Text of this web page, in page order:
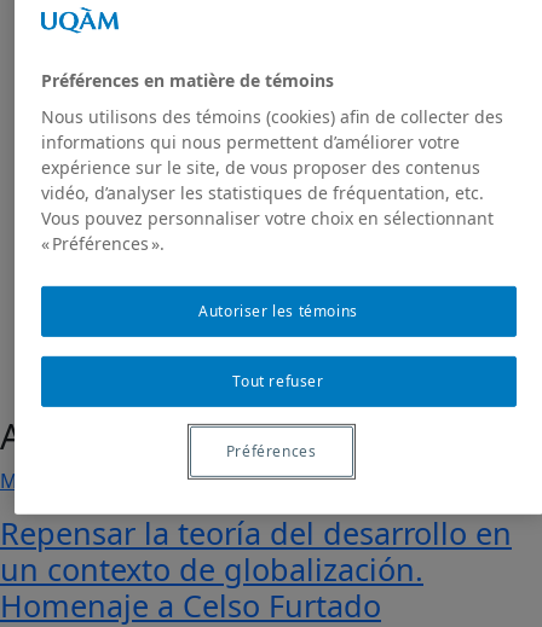
Activités passées
Toutes les publications
GRIAS
RIAS
Projet de recherche Sakhī
Présentation du projet
Projet Sakhī : contexte
Argentine
Monographies
Repensar la teoría del desarrollo en
un contexto de globalización.
Homenaje a Celso Furtado
Préférences en matière de témoins
Nous utilisons des témoins (cookies) afin de collecter des
informations qui nous permettent d’améliorer votre
expérience sur le site, de vous proposer des contenus
vidéo, d’analyser les statistiques de fréquentation, etc.
Vous pouvez personnaliser votre choix en sélectionnant
« Préférences ».
Tout refuser
Autoriser les témoins
Préférences